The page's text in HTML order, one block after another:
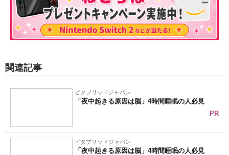
関連記事
ビタブリッドジャパン
「夜中起きる原因は脳」4時間睡眠の人必見
PR
ビタブリッドジャパン
「夜中起きる原因は脳」4時間睡眠の人必見